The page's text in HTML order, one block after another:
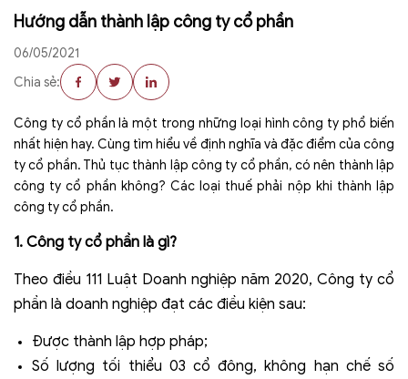
Hướng dẫn thành lập công ty cổ phần
06/05/2021
Chia sẻ:
Công ty cổ phần là một trong những loại hình công ty phổ biến
nhất hiện hay. Cùng tìm hiểu về định nghĩa và đặc điểm của công
ty cổ phần. Thủ tục thành lập công ty cổ phần, có nên thành lập
công ty cổ phần không? Các loại thuế phải nộp khi thành lập
công ty cổ phần.
1. Công ty cổ phần là gì?
Theo điều 111 Luật Doanh nghiệp năm 2020, Công ty cổ
phần là doanh nghiệp đạt các điều kiện sau:
Được thành lập hợp pháp;
Số lượng tối thiểu 03 cổ đông, không hạn chế số